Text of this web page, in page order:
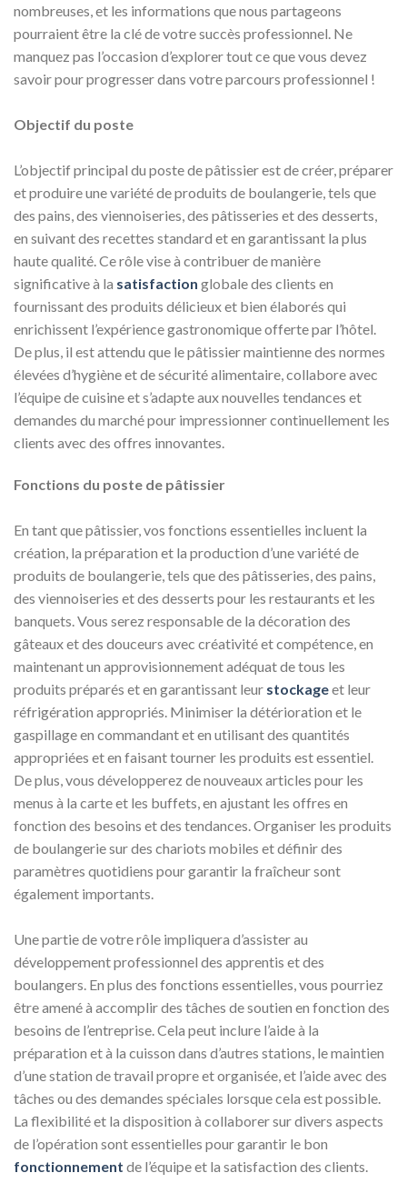
nombreuses, et les informations que nous partageons
pourraient être la clé de votre succès professionnel. Ne
manquez pas l’occasion d’explorer tout ce que vous devez
savoir pour progresser dans votre parcours professionnel !
Objectif du poste
L’objectif principal du poste de pâtissier est de créer, préparer
et produire une variété de produits de boulangerie, tels que
des pains, des viennoiseries, des pâtisseries et des desserts,
en suivant des recettes standard et en garantissant la plus
haute qualité. Ce rôle vise à contribuer de manière
significative à la satisfaction globale des clients en
fournissant des produits délicieux et bien élaborés qui
enrichissent l’expérience gastronomique offerte par l’hôtel.
De plus, il est attendu que le pâtissier maintienne des normes
élevées d’hygiène et de sécurité alimentaire, collabore avec
l’équipe de cuisine et s’adapte aux nouvelles tendances et
demandes du marché pour impressionner continuellement les
clients avec des offres innovantes.
Fonctions du poste de pâtissier
En tant que pâtissier, vos fonctions essentielles incluent la
création, la préparation et la production d’une variété de
produits de boulangerie, tels que des pâtisseries, des pains,
des viennoiseries et des desserts pour les restaurants et les
banquets. Vous serez responsable de la décoration des
gâteaux et des douceurs avec créativité et compétence, en
maintenant un approvisionnement adéquat de tous les
produits préparés et en garantissant leur stockageet leur
réfrigération appropriés. Minimiser la détérioration et le
gaspillage en commandant et en utilisant des quantités
appropriées et en faisant tourner les produits est essentiel.
De plus, vous développerez de nouveaux articles pour les
menus à la carte et les buffets, en ajustant les offres en
fonction des besoins et des tendances. Organiser les produits
de boulangerie sur des chariots mobiles et définir des
paramètres quotidiens pour garantir la fraîcheur sont
également importants.
Une partie de votre rôle impliquera d’assister au
développement professionnel des apprentis et des
boulangers. En plus des fonctions essentielles, vous pourriez
être amené à accomplir des tâches de soutien en fonction des
besoins de l’entreprise. Cela peut inclure l’aide à la
préparation et à la cuisson dans d’autres stations, le maintien
d’une station de travail propre et organisée, et l’aide avec des
tâches ou des demandes spéciales lorsque cela est possible.
La flexibilité et la disposition à collaborer sur divers aspects
de l’opération sont essentielles pour garantir le bon
fonctionnement de l’équipe et la satisfaction des clients.